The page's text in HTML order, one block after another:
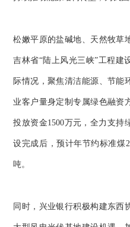
松嫩平原的盐碱地、天然牧草
吉林省“陆上风光三峡”工程建
际情况，聚焦清洁能源、节能
业客户量身定制专属绿色融资
投放资金1500万元，全力支持
设完成后，预计年节约标准煤
吨。
同时，兴业银行积极构建东西